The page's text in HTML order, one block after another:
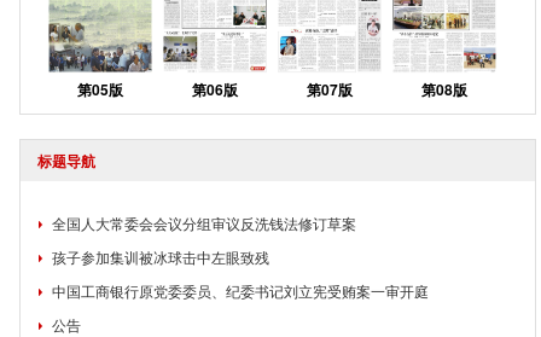
第05版 第06版 第07版 第08版
标题导航
全国人大常委会会议分组审议反洗钱法修订草案
孩子参加集训被冰球击中左眼致残
中国工商银行原党委委员、纪委书记刘立宪受贿案一审开庭
公告